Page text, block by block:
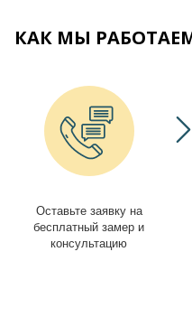
КАК МЫ
Оставьте заявку на
бесплатный замер и
консультацию